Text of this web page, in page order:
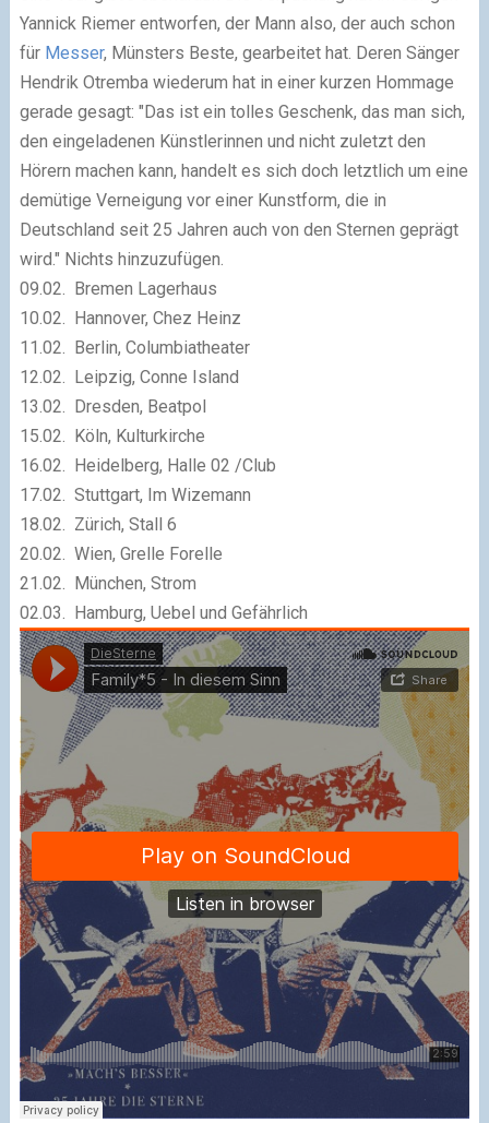
Yannick Riemer entworfen, der Mann also, der auch schon
für Messer, Münsters Beste, gearbeitet hat. Deren Sänger
Hendrik Otremba wiederum hat in einer kurzen Hommage
gerade gesagt: "Das ist ein tolles Geschenk, das man sich,
den eingeladenen Künstlerinnen und nicht zuletzt den
Hörern machen kann, handelt es sich doch letztlich um eine
demütige Verneigung vor einer Kunstform, die in
Deutschland seit 25 Jahren auch von den Sternen geprägt
wird." Nichts hinzuzufügen.
09.02. Bremen Lagerhaus
10.02. Hannover, Chez Heinz
11.02. Berlin, Columbiatheater
12.02. Leipzig, Conne Island
13.02. Dresden, Beatpol
15.02. Köln, Kulturkirche
16.02. Heidelberg, Halle 02 /Club
17.02. Stuttgart, Im Wizemann
18.02. Zürich, Stall 6
20.02. Wien, Grelle Forelle
21.02. München, Strom
02.03. Hamburg, Uebel und Gefährlich